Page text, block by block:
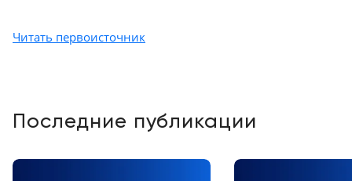
Читать первоисточник
Последние публикации